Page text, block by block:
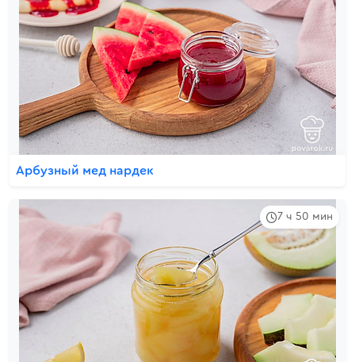
Арбузный мед нардек
7 ч 50 мин